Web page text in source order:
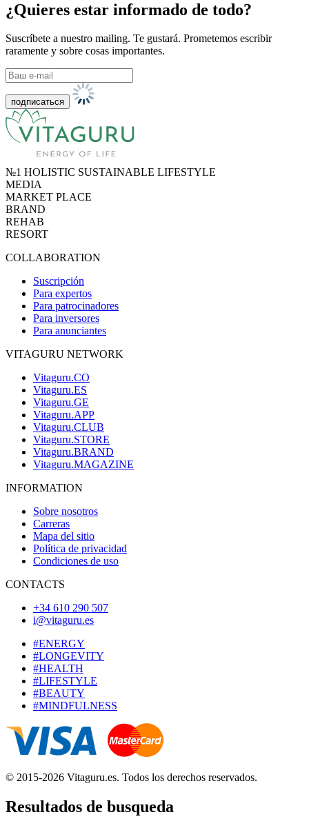
¿Quieres estar informado de todo?
Suscríbete a nuestro mailing. Te gustará. Prometemos escribir
raramente y sobre cosas importantes.
№1 HOLISTIC SUSTAINABLE LIFESTYLE
MEDIA
MARKET PLACE
BRAND
REHAB
RESORT
COLLABORATION
Suscripción
Para expertos
Para patrocinadores
Para inversores
Para anunciantes
VITAGURU NETWORK
Vitaguru.CO
Vitaguru.ES
Vitaguru.GE
Vitaguru.APP
Vitaguru.CLUB
Vitaguru.STORE
Vitaguru.BRAND
Vitaguru.MAGAZINE
INFORMATION
Sobre nosotros
Carreras
Mapa del sitio
Política de privacidad
Condiciones de uso
CONTACTS
+34 610 290 507
i@vitaguru.es
#ENERGY
#LONGEVITY
#HEALTH
#LIFESTYLE
#BEAUTY
#MINDFULNESS
© 2015-2026 Vitaguru.es. Todos los derechos reservados.
Resultados de busqueda